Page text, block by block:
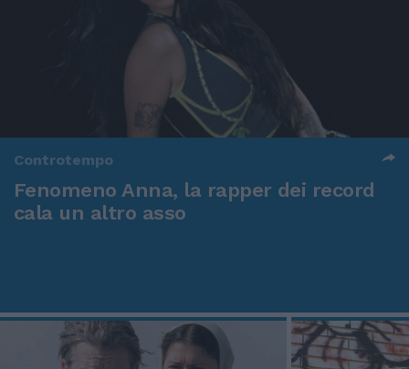
Controtempo
Fenomeno Anna, la rapper dei record
cala un altro asso